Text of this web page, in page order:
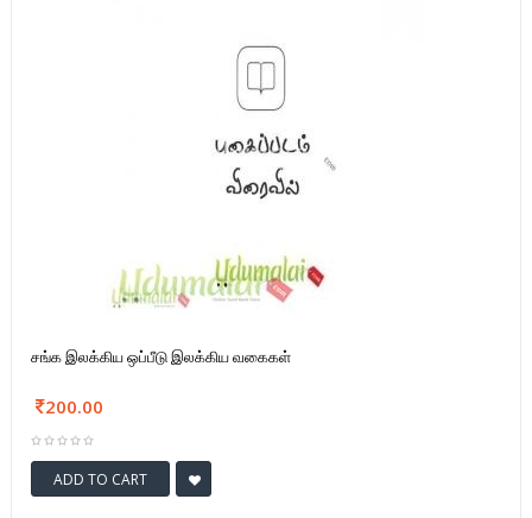
சங்க இலக்கிய ஒப்பீடு இலக்கிய வகைகள்
200.00
ADD TO CART